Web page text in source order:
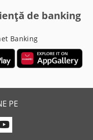
de banking
Banking
PE